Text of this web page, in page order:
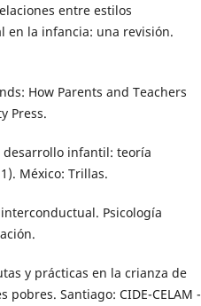
entre estilos
en la infancia: una revisión.
How Parents and Teachers
Press.
desarrollo infantil: teoría
México: Trillas.
Psicología
y prácticas en la crianza de
Santiago: CIDE-CELAM -